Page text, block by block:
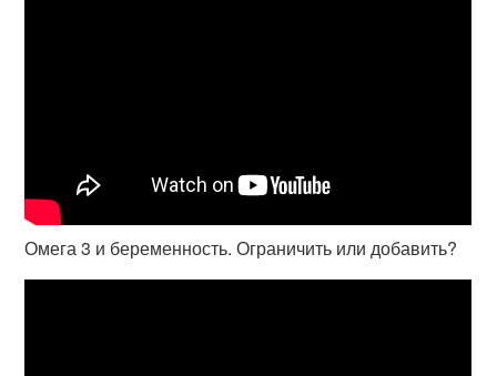
Омега 3 и беременность. Ограничить или добавить?